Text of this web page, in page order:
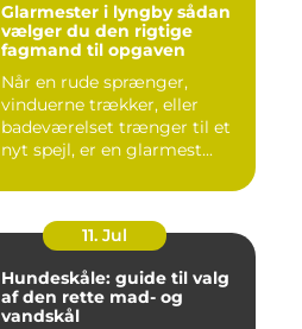
Glarmester i lyngby sådan
vælger du den rigtige
fagmand til opgaven
Når en rude sprænger,
vinduerne trækker, eller
badeværelset trænger til et
nyt spejl, er en glarmest...
11. Jul
Hundeskåle: guide til valg
af den rette mad- og
vandskål